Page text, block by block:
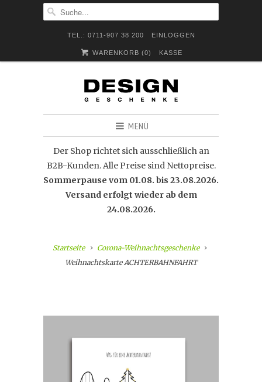
TEL.: 0711-907 38 200 EINLOGGEN
WARENKORB (0) KASSE
MENÜ
Der Shop richtet sich ausschließlich an
B2B-Kunden. Alle Preise sind Nettopreise.
Sommerpause vom 01.08. bis 23.08.2026.
Versand erfolgt wieder ab dem
24.08.2026.
Startseite
Corona-Weihnachtsgeschenke
Weihnachtskarte ACHTERBAHNFAHRT